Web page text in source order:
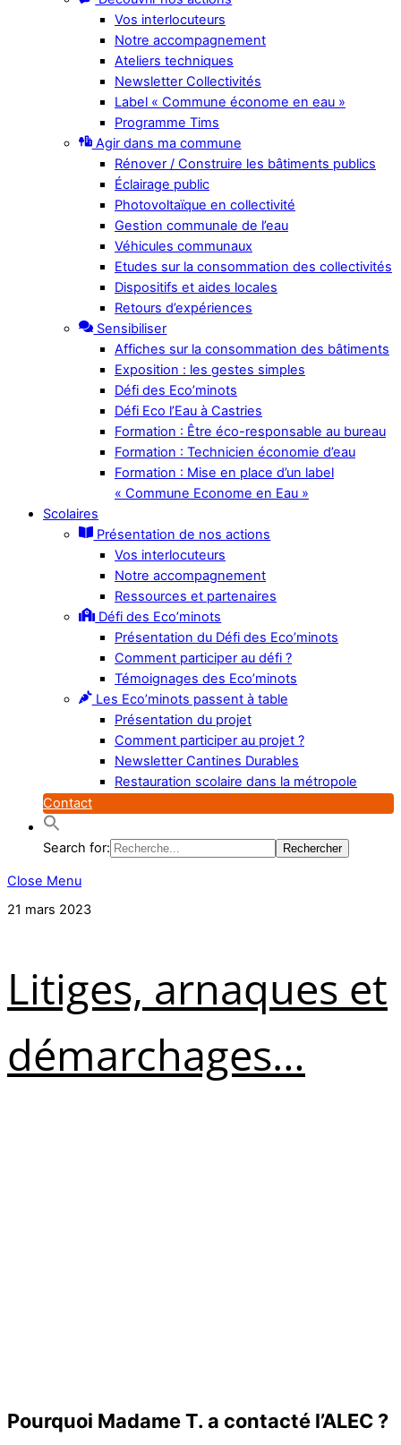
Vos interlocuteurs
Notre accompagnement
Ateliers techniques
Newsletter Collectivités
Label « Commune économe en eau »
Programme Tims
Agir dans ma commune
Rénover / Construire les bâtiments publics
Éclairage public
Photovoltaïque en collectivité
Gestion communale de l’eau
Véhicules communaux
Etudes sur la consommation des collectivités
Dispositifs et aides locales
Retours d’expériences
Sensibiliser
Affiches sur la consommation des bâtiments
Exposition : les gestes simples
Défi des Eco’minots
Défi Eco l’Eau à Castries
Formation : Être éco-responsable au bureau
Formation : Technicien économie d’eau
Formation : Mise en place d’un label
« Commune Econome en Eau »
Scolaires
Présentation de nos actions
Vos interlocuteurs
Notre accompagnement
Ressources et partenaires
Défi des Eco’minots
Présentation du Défi des Eco’minots
Comment participer au défi ?
Témoignages des Eco’minots
Les Eco’minots passent à table
Présentation du projet
Comment participer au projet ?
Newsletter Cantines Durables
Restauration scolaire dans la métropole
Contact
Search for:
Close Menu
21 mars 2023
Litiges, arnaques et
démarchages…
Pourquoi Madame T. a contacté l’ALEC ?